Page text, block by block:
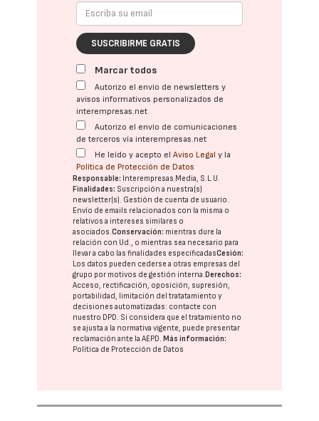
SUSCRIBIRME GRATIS
Marcar todos
Autorizo el envío de newsletters y
avisos informativos personalizados de
interempresas.net
Autorizo el envío de comunicaciones
de terceros vía interempresas.net
He leído y acepto elAviso Legal y la
Política de Protección de Datos
Responsable: Interempresas Media, S.L.U.
Finalidades: Suscripción a nuestra(s)
newsletter(s). Gestión de cuenta de usuario.
Envío de emails relacionados con la misma o
relativos a intereses similares o
asociados.Conservación: mientras dure la
relación con Ud., o mientras sea necesario para
llevar a cabo las finalidades especificadasCesión:
Los datos pueden cederse a otras empresas del
grupo por motivos de gestión interna.Derechos:
Acceso, rectificación, oposición, supresión,
portabilidad, limitación del tratatamiento y
decisiones automatizadas: contacte con
nuestro DPD . Si considera que el tratamiento no
se ajusta a la normativa vigente, puede presentar
reclamación ante laAEPD .Más información:
Política de Protección de Datos